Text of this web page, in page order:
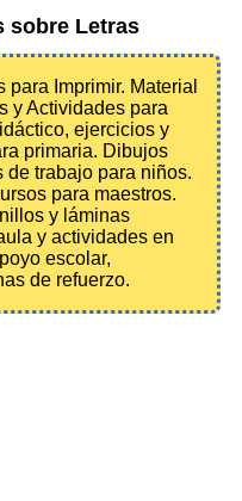
sobre Letras
Imprimir. Material
y Actividades para
ejercicios y
primaria. Dibujos
de trabajo para niños.
para maestros.
y láminas
y actividades en
escolar,
de refuerzo.